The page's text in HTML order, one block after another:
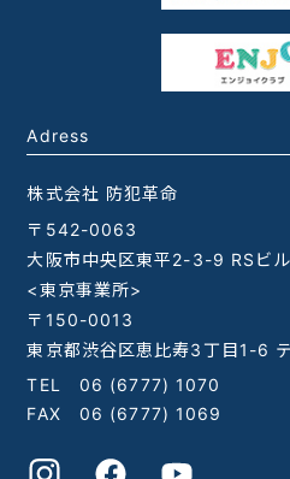
Adress
株式会社 防犯革命
〒542-0063
大阪市中央区東平2-3-9 RSビ
<東京事業所>
〒150-0013
東京都渋谷区恵比寿3丁目1-6
TEL 06 (6777) 1070
FAX 06 (6777) 1069